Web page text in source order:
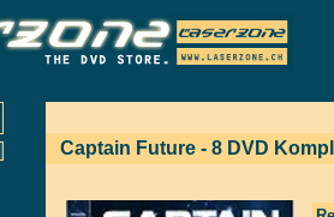
Captain Future - 8 DVD